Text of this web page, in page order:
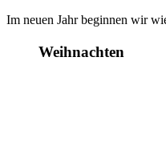
Im neuen Jahr beginnen wir
Weihnachten